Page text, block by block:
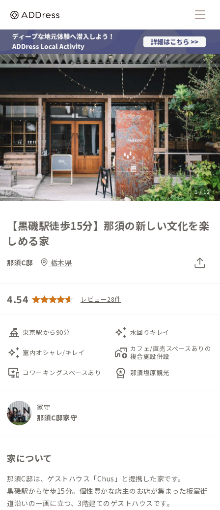
1 / 12
【黒磯駅徒歩15分】那須の新しい文化を楽
しめる家
那須C邸 栃木県
4.54 レビュー28件
things_to_do 東京駅から90分 auto_awesome 水回りキレイ
auto_awesome 室内オシャレ/キレイ add_home_work カフェ/直売スペースありの
複合施設併設
important_devices コワーキングスペースあり workspace_premium 那須塩原観光
家守
那須C邸家守
家について
那須C邸は、ゲストハウス「Chus」と提携した家です。
黒磯駅から徒歩15分。個性豊かな店主のお店が集まった板室街
道沿いの一画に立つ、3階建てのゲストハウスです。